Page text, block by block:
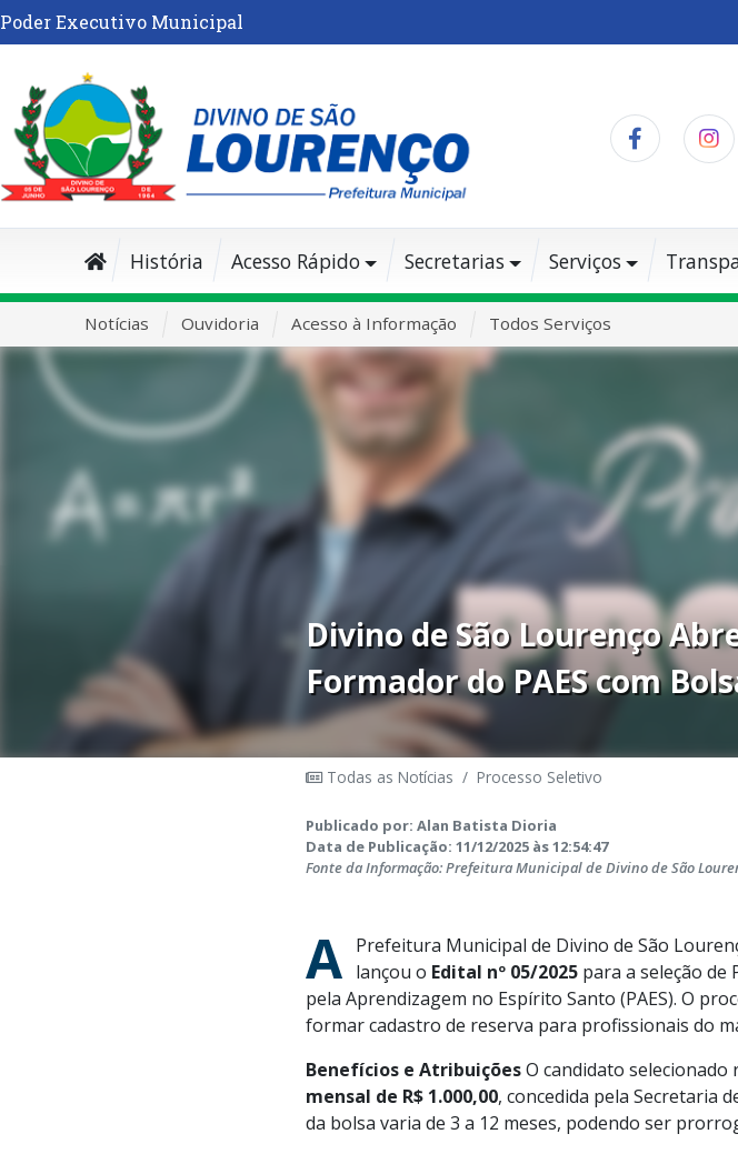
Poder Executivo Municipal
História Acesso Rápido Secretarias Serviços
Notícias Ouvidoria Acesso à Informação Todos Serviços
Divino de São Lourenço
Formador do PAES com
Todas as Notícias / Processo Seletivo
Publicado por: Alan Batista Dioria
Data de Publicação: 11/12/2025 às 12:54:47
Fonte da Informação: Prefeitura Municipal de Divino de São
A
Prefeitura Municipal de Divino de São
lançou o Edital nº 05/2025para a seleção de
pela Aprendizagem no Espírito Santo (PAES). O
formar cadastro de reserva para profissionais do
Benefícios e AtribuiçõesO candidato selecionado
mensal de R$ 1.000,00, concedida pela Secretaria
da bolsa varia de 3 a 12 meses, podendo ser